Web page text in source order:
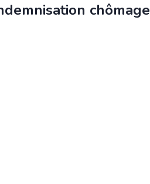
chômage